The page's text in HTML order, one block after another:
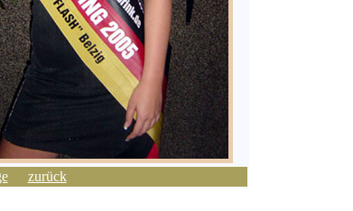
zurück